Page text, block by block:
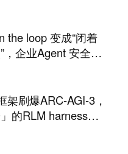
the loop 变成“闭着
，企业Agent 安全还
架刷爆ARC-AGI-3，
」的RLM harness引